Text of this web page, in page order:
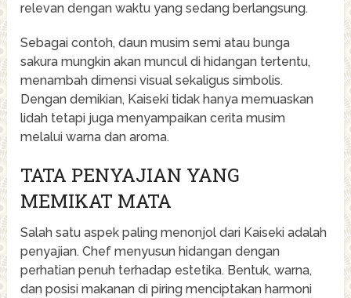
relevan dengan waktu yang sedang berlangsung.
Sebagai contoh, daun musim semi atau bunga
sakura mungkin akan muncul di hidangan tertentu,
menambah dimensi visual sekaligus simbolis.
Dengan demikian, Kaiseki tidak hanya memuaskan
lidah tetapi juga menyampaikan cerita musim
melalui warna dan aroma.
TATA PENYAJIAN YANG
MEMIKAT MATA
Salah satu aspek paling menonjol dari Kaiseki adalah
penyajian. Chef menyusun hidangan dengan
perhatian penuh terhadap estetika. Bentuk, warna,
dan posisi makanan di piring menciptakan harmoni